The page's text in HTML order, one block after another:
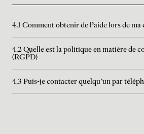
4.1 Comment obtenir de l'aide lors de ma
4.2 Quelle est la politique en matière de
(RGPD)
4.3 Puis-je contacter quelqu'un par